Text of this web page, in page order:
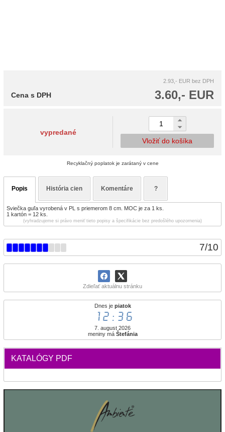
7/10
Zdieľať aktuálnu stránku
Dnes je piatok
12:36
7. august 2026
meniny má Štefánia
KATALÓGY PDF
2.93,- EUR bez DPH
3.60,- EUR
Cena s DPH
vypredané
Vložiť do košíka
Recyklačný poplatok je zarátaný v cene
Popis História cien Komentáre ?
Sviečka guľa vyrobená v PL s priemerom 8 cm. MOC je za 1 ks.
1 kartón = 12 ks.
(vyhradzujeme si právo meniť tieto popisy a špecifikácie bez predošlého upozornenia)